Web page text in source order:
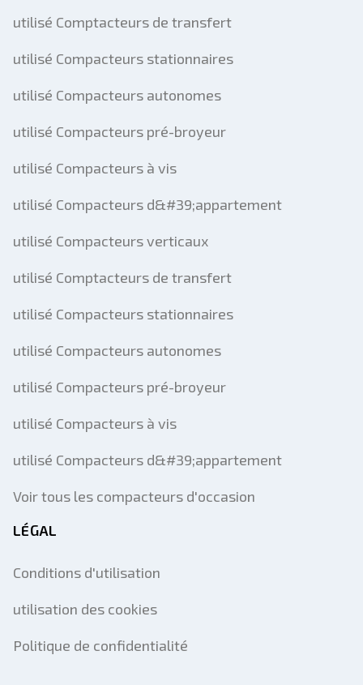
utilisé Comptacteurs de transfert
utilisé Compacteurs stationnaires
utilisé Compacteurs autonomes
utilisé Compacteurs pré-broyeur
utilisé Compacteurs à vis
utilisé Compacteurs d&#39;appartement
utilisé Compacteurs verticaux
utilisé Comptacteurs de transfert
utilisé Compacteurs stationnaires
utilisé Compacteurs autonomes
utilisé Compacteurs pré-broyeur
utilisé Compacteurs à vis
utilisé Compacteurs d&#39;appartement
Voir tous les compacteurs d'occasion
LÉGAL
Conditions d'utilisation
utilisation des cookies
Politique de confidentialité